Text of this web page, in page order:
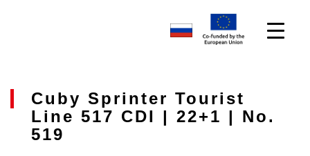
Cuby Sprinter Tourist
Line 517 CDI | 22+1 | No.
519